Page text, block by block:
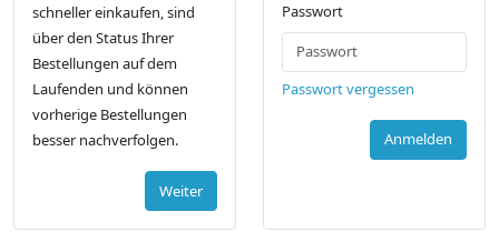
schneller einkaufen, sind
über den Status Ihrer
Bestellungen auf dem
Laufenden und können
vorherige Bestellungen
besser nachverfolgen.
Weiter
Passwort
Passwort vergessen
Anmelden